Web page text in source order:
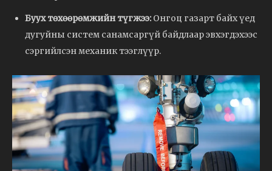
Буух төхөөрөмжийн түгжээ: Онгоц газарт байх үед
дугуйны систем санамсаргүй байдлаар эвхэгдэхээс
сэргийлсэн механик тээглүүр.